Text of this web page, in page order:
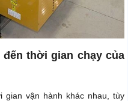
thời gian chạy của
gian vận hành khác nhau, tùy